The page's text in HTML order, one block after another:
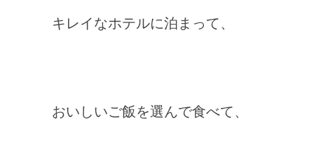
キレイなホテルに泊まって、
おいしいご飯を選んで食べて、